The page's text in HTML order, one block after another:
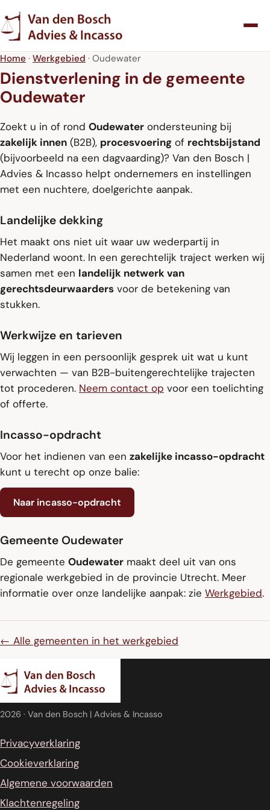
Home · Werkgebied · Oudewater
Dienstverlening in de gemeente
Oudewater
Zoekt u in of rond Oudewater ondersteuning bij
zakelijk innen (B2B), procesvoering of rechtsbijstand
(bijvoorbeeld na een dagvaarding)? Van den Bosch |
Advies & Incasso helpt ondernemers en instellingen
met een nuchtere, doelgerichte aanpak.
Landelijke dekking
Het maakt ons niet uit waar uw wederpartij in
Nederland woont. In een gerechtelijk traject werken wij
samen met een landelijk netwerk van
gerechtsdeurwaarders voor de betekening van
stukken.
Werkwijze en tarieven
Wij leggen in een persoonlijk gesprek uit wat u kunt
verwachten — van B2B-buitengerechtelijke trajecten
tot procederen. Neem contact op voor een toelichting
of offerte.
Incasso-opdracht
Voor het indienen van een zakelijke incasso-opdracht
kunt u terecht op onze balie:
Naar incasso-opdracht
Gemeente Oudewater
De gemeente Oudewater maakt deel uit van ons
regionale werkgebied in de provincie Utrecht. Meer
informatie over onze landelijke aanpak: zie Werkgebied.
← Alle gemeenten in het werkgebied
2026 · Van den Bosch | Advies & Incasso
Privacyverklaring
Cookieverklaring
Algemene voorwaarden
Klachtenregeling